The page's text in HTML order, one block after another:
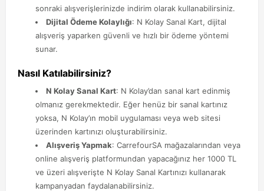
sonraki alışverişlerinizde indirim olarak kullanabilirsiniz.
Dijital Ödeme Kolaylığı: N Kolay Sanal Kart, dijital
alışveriş yaparken güvenli ve hızlı bir ödeme yöntemi
sunar.
Nasıl Katılabilirsiniz?
N Kolay Sanal Kart: N Kolay’dan sanal kart edinmiş
olmanız gerekmektedir. Eğer henüz bir sanal kartınız
yoksa, N Kolay’ın mobil uygulaması veya web sitesi
üzerinden kartınızı oluşturabilirsiniz.
Alışveriş Yapmak: CarrefourSA mağazalarından veya
online alışveriş platformundan yapacağınız her 1000 TL
ve üzeri alışverişte N Kolay Sanal Kartınızı kullanarak
kampanyadan faydalanabilirsiniz.